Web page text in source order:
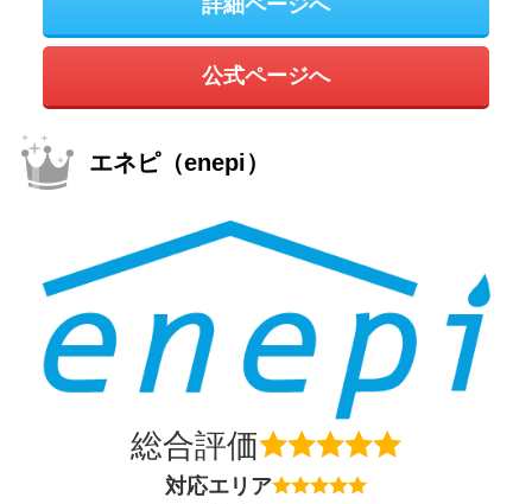
詳細ページへ
公式ページへ
エネピ（enepi）
総合評価
対応エリア